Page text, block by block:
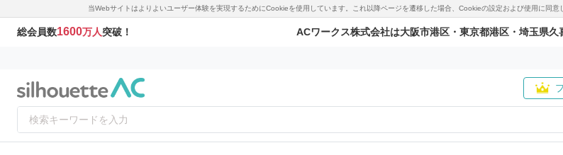
当Webサイトはよりよいユーザー体験を実現するためにCookieを使用しています。これ以降ページを遷移した場合、Cookieの設定および使用に同
総会員数1600万人突破！ ACワークス株式会社は大阪市港区・東京都港区・埼玉県